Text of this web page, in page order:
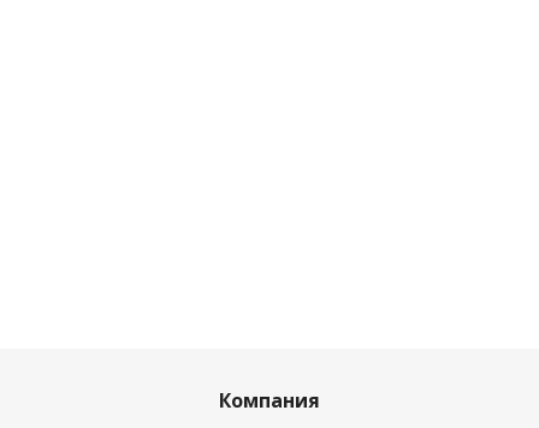
Компания